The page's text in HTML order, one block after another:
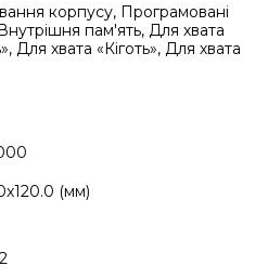
корпусу, Програмовані
пам'ять, Для хвата
Для хвата «Кіготь», Для хвата
(мм)